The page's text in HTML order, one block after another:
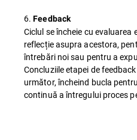
6.Feedback
Ciclul se încheie cu
reflecție asupra acestora,
întrebări noi sau pentru a
Concluziile etapei de
următor, încheind bucla
continuă a întregului proces